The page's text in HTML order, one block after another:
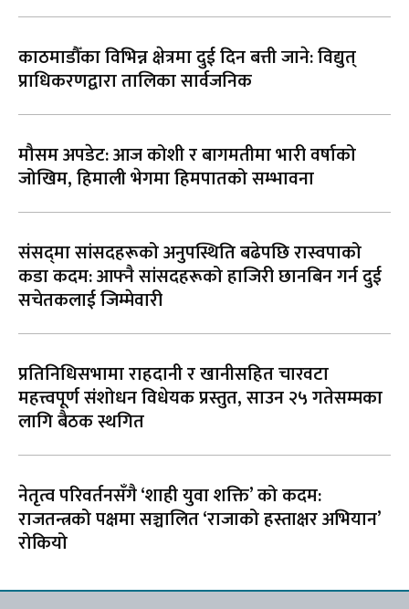
काठमाडौँका विभिन्न क्षेत्रमा दुई दिन बत्ती जाने: विद्युत्
प्राधिकरणद्वारा तालिका सार्वजनिक
मौसम अपडेट: आज कोशी र बागमतीमा भारी वर्षाको
जोखिम, हिमाली भेगमा हिमपातको सम्भावना
संसद्‌मा सांसदहरूको अनुपस्थिति बढेपछि रास्वपाको
कडा कदम: आफ्नै सांसदहरूको हाजिरी छानबिन गर्न दुई
सचेतकलाई जिम्मेवारी
प्रतिनिधिसभामा राहदानी र खानीसहित चारवटा
महत्त्वपूर्ण संशोधन विधेयक प्रस्तुत, साउन २५ गतेसम्मका
लागि बैठक स्थगित
नेतृत्व परिवर्तनसँगै ‘शाही युवा शक्ति’ को कदम:
राजतन्त्रको पक्षमा सञ्चालित ‘राजाको हस्ताक्षर अभियान’
रोकियो